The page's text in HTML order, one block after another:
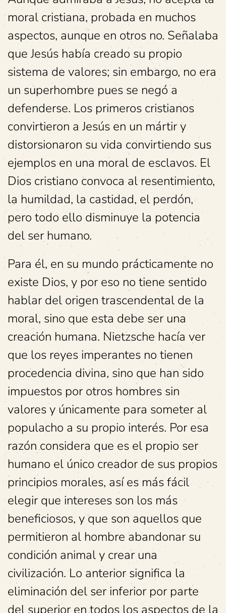
moral cristiana, probada en muchos
aspectos, aunque en otros no. Señalaba
que Jesús había creado su propio
sistema de valores; sin embargo, no era
un superhombre pues se negó a
defenderse. Los primeros cristianos
convirtieron a Jesús en un mártir y
distorsionaron su vida convirtiendo sus
ejemplos en una moral de esclavos. El
Dios cristiano convoca al resentimiento,
la humildad, la castidad, el perdón,
pero todo ello disminuye la potencia
del ser humano.
Para él, en su mundo prácticamente no
existe Dios, y por eso no tiene sentido
hablar del origen trascendental de la
moral, sino que esta debe ser una
creación humana. Nietzsche hacía ver
que los reyes imperantes no tienen
procedencia divina, sino que han sido
impuestos por otros hombres sin
valores y únicamente para someter al
populacho a su propio interés. Por esa
razón considera que es el propio ser
humano el único creador de sus propios
principios morales, así es más fácil
elegir que intereses son los más
beneficiosos, y que son aquellos que
permitieron al hombre abandonar su
condición animal y crear una
civilización. Lo anterior significa la
eliminación del ser inferior por parte
del superior en todos los aspectos de la